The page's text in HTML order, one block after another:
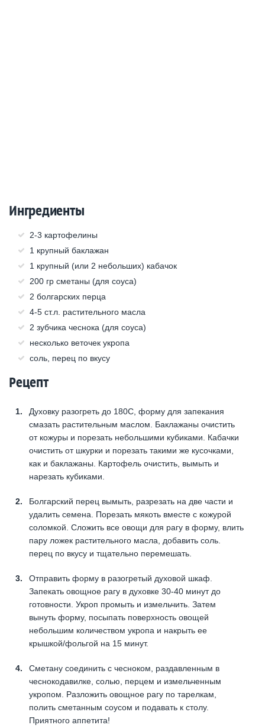
Ингредиенты
2-3 картофелины
1 крупный баклажан
1 крупный (или 2 небольших) кабачок
200 гр сметаны (для соуса)
2 болгарских перца
4-5 ст.л. растительного масла
2 зубчика чеснока (для соуса)
несколько веточек укропа
соль, перец по вкусу
Рецепт
Духовку разогреть до 180С, форму для запекания
смазать растительным маслом. Баклажаны очистить
от кожуры и порезать небольшими кубиками. Кабачки
очистить от шкурки и порезать такими же кусочками,
как и баклажаны. Картофель очистить, вымыть и
нарезать кубиками.
Болгарский перец вымыть, разрезать на две части и
удалить семена. Порезать мякоть вместе с кожурой
соломкой. Сложить все овощи для рагу в форму, влить
пару ложек растительного масла, добавить соль.
перец по вкусу и тщательно перемешать.
Отправить форму в разогретый духовой шкаф.
Запекать овощное рагу в духовке 30-40 минут до
готовности. Укроп промыть и измельчить. Затем
вынуть форму, посыпать поверхность овощей
небольшим количеством укропа и накрыть ее
крышкой/фольгой на 15 минут.
Сметану соединить с чесноком, раздавленным в
чеснокодавилке, солью, перцем и измельченным
укропом. Разложить овощное рагу по тарелкам,
полить сметанным соусом и подавать к столу.
Приятного аппетита!